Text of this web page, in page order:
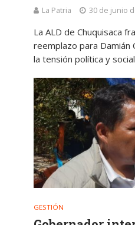
La Patria 30 de junio
La ALD de Chuquisaca
reemplazo para Damián
la tensión política y
GESTIÓN